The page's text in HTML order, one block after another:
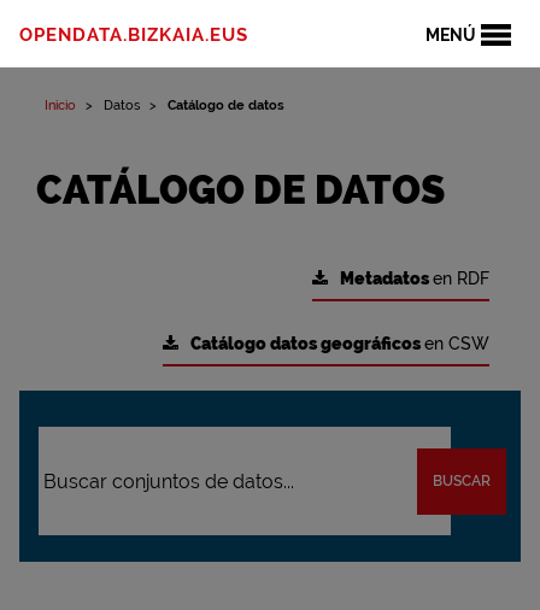
MENÚ
OPENDATA.BIZKAIA.EUS
Inicio Datos Catálogo de datos
CATÁLOGO DE DATOS
Metadatosen RDF
Catálogo datos geográficosen CSW
BUSCAR